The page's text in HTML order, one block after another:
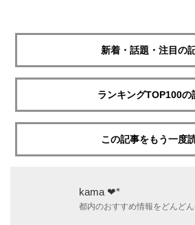
新着・話題・注目の
ランキングTOP100の
この記事をもう一度
kama ❤︎*
都内のおすすめ情報をどんど